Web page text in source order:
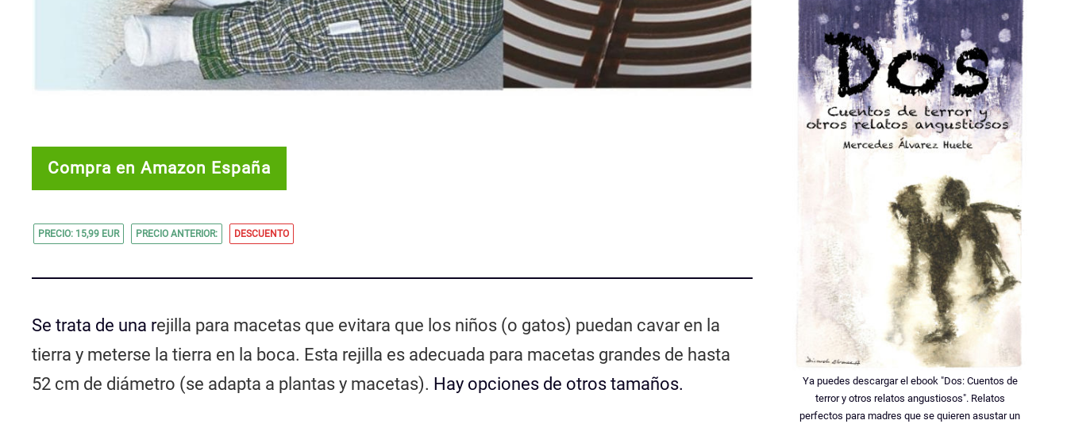
Compra en Amazon España
PRECIO: 15,99 EUR PRECIO ANTERIOR: DESCUENTO
Se trata de una rejilla para macetas que evitara que los niños (o gatos) puedan cavar en la
tierra y meterse la tierra en la boca. Esta rejilla es adecuada para macetas grandes de hasta
52 cm de diámetro (se adapta a plantas y macetas). Hay opciones de otros tamaños.
Ya puedes descargar el ebook "Dos: Cuentos de
terror y otros relatos angustiosos". Relatos
perfectos para madres que se quieren asustar un